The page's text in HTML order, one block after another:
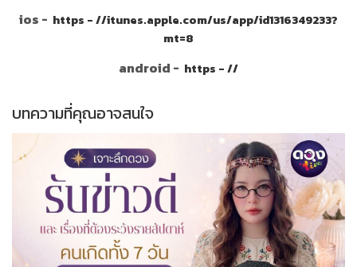
ios - https - //itunes.apple.com/us/app/id1316349233?
mt=8
android - https - //
บทความที่คุณอาจสนใจ